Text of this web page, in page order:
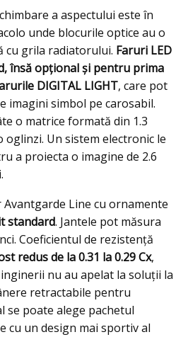
a aspectului este în
unde blocurile optice au o
cu grila radiatorului. Faruri LED
însă opţional şi pentru prima
DIGITAL LIGHT, care pot
imagini simbol pe carosabil.
o matrice formată din 1.3
oglinzi. Un sistem electronic le
a proiecta o imagine de 2.6
Line cu ornamente
standard. Jantele pot măsura
Coeficientul de rezistență
redus de la 0.31 la 0.29 Cx,
nu au apelat la soluții la
retractabile pentru
se poate alege pachetul
cu un design mai sportiv al